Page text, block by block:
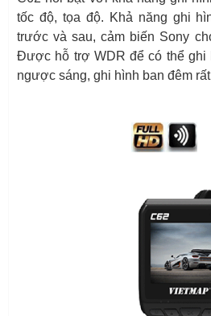
tốc độ, tọa độ. Khả năng ghi
trước và sau, cảm biến Sony
Được hỗ trợ WDR để có thể ghi
ngược sáng, ghi hình ban đêm